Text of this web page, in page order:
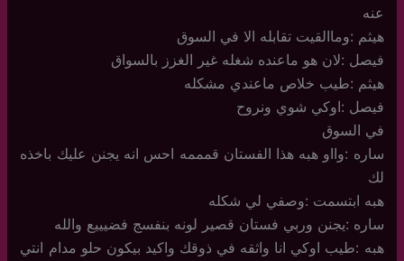
عنه
هيثم :وماالقيت تقابله الا في السوق
فيصل :لان هو ماعنده شغله غير الغزز بالسواق
هيثم :طيب خلاص ماعندي مشكله
فيصل :اوكي شوي ونروح
في السوق
ساره :وااو هبه هذا الفستان قمممه احس انه يجنن عليك باخذه
لك
هبه ابتسمت :وصفي لي شكله
ساره :يجنن وربي فستان قصير لونه بنفسج فضيييع والله
هبه :طيب اوكي انا واثقه في ذوقك واكيد بيكون حلو مدام انتي